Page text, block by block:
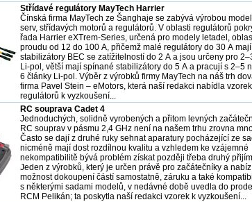
Střídavé regulátory MayTech Harrier
Čínská firma MayTech ze Šanghaje se zabývá výrobou
serv, střídavých motorů a regulátorů. V oblasti regulátorů
řada Harrier eXTrem-Series, určená pro modely letadel,
proudu od 12 do 100 A, přičemž malé regulátory do 30 A
stabilizátory BEC se zatížitelností do 2 A a jsou určeny pro
Li-pol, větší mají spínané stabilizátory do 5 A a pracují s 2–5
6 články Li-pol. Výběr z výrobků firmy MayTech na náš trh
firma Pavel Stein – eMotors, která naší redakci nabídla vzorek
regulátorů k vyzkoušení...
RC souprava Cadet 4
Jednoduchých, solidně vyrobených a přitom levných
RC souprav v pásmu 2,4 GHz není na našem trhu zrovna
Často se dají z druhé ruky sehnat aparatury pocházející ze
nicméně mají dost rozdílnou kvalitu a vzhledem ke vzájemné
nekompatibilitě bývá problém získat později třeba druhý
Jeden z výrobků, který je určen právě pro začátečníky a
možnost dokoupení částí samostatně, záruku a také
s některými sadami modelů, v nedávné době uvedla do
RCM Pelikán; ta poskytla naší redakci vzorek k vyzkoušení...